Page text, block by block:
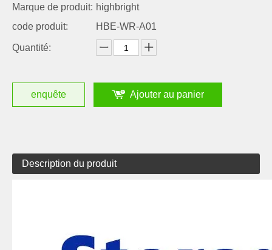
Marque de produit: highbright
code produit:
HBE-WR-A01
Quantité:
enquête Ajouter au panier
Description du produit